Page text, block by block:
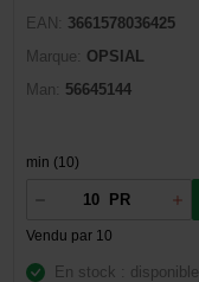
EAN:
3661578036425
Marque:
OPSIAL
Man:
56645144
min (10)
PR
Vendu par 10
En stock : disponible